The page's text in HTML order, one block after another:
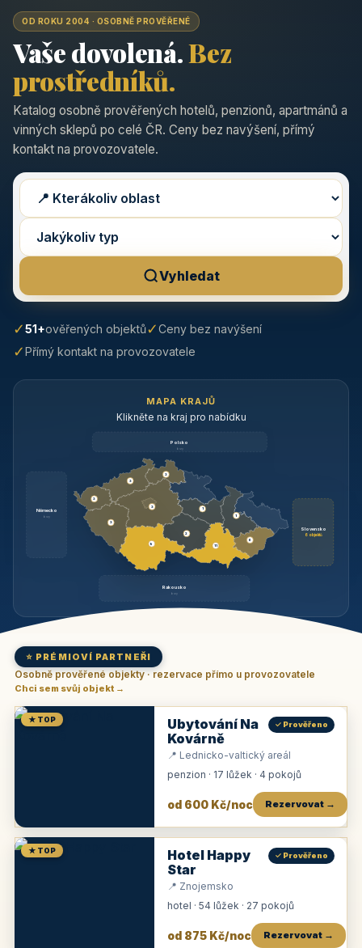
OD ROKU 2004 · OSOBNĚ PROVĚŘENÉ
Vaše dovolená.Bez
prostředníků.
Katalog osobně prověřených hotelů, penzionů, apartmánů a
vinných sklepů po celé ČR. Ceny bez navýšení, přímý
kontakt na provozovatele.
Vyhledat
✓51+ověřených objektů✓Ceny bez navýšení
✓Přímý kontakt na provozovatele
MAPA KRAJŮ
Klikněte na kraj pro nabídku
Polsko
brzy
Německo
brzy
Slovensko
6 objektů
Rakousko
brzy
3
9
3
3
3
3
1
2
11
1
6
⭐ PRÉMIOVÍ PARTNEŘI
Osobně prověřené objekty · rezervace přímo u provozovatele
Chci sem svůj objekt →
★ TOP
Ubytování Na
Kovárně
✓ Prověřeno
📍 Lednicko-valtický areál
penzion · 17 lůžek · 4 pokojů
od 600 Kč/noc Rezervovat →
★ TOP
Hotel Happy
Star
✓ Prověřeno
📍 Znojemsko
hotel · 54 lůžek · 27 pokojů
od 875 Kč/noc Rezervovat →